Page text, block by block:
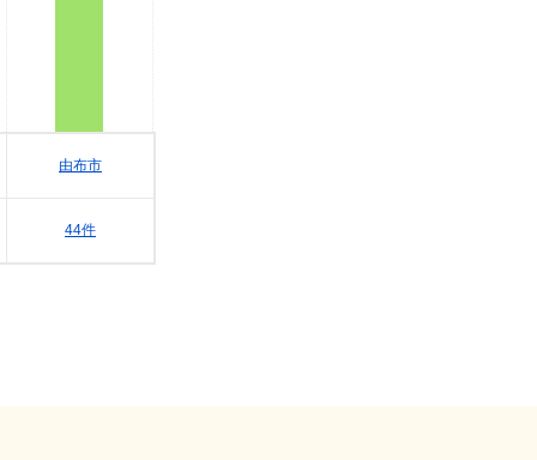
由布市
44件